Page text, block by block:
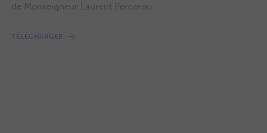
de Monseigneur Laurent Percerou
TÉLÉCHARGER